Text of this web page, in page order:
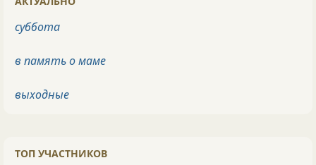
суббота
в память о маме
выходные
ТОП УЧАСТНИКОВ